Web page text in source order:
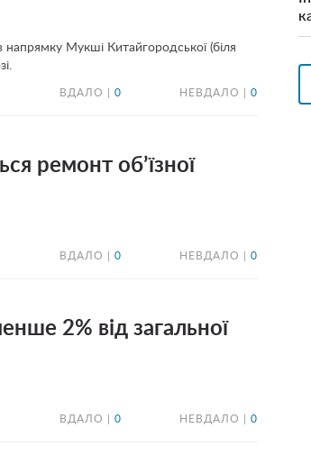
Мукші Китайгородської (біля
ВДАЛО | 0 НЕВДАЛО | 0
ремонт об’їзної
ВДАЛО | 0 НЕВДАЛО | 0
2% від загальної
ВДАЛО | 0 НЕВДАЛО | 0